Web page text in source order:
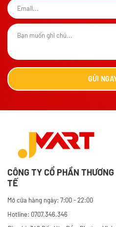
GỬI
CÔNG TY CỔ PHẦN
TẾ
Mở cửa hàng ngày: 7:00 - 22:00
Hotline: 0707.346.346